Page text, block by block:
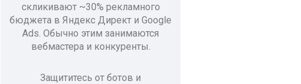
скликивают ~30% рекламного
бюджета в Яндекс Директ и Google
Ads. Обычно этим занимаются
вебмастера и конкуренты.
Защититесь от ботов и